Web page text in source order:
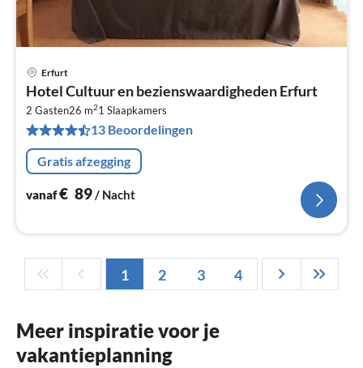
Erfurt
Hotel Cultuur en bezienswaardigheden Erfurt
2 Gasten26 m21 Slaapkamers
13 Beoordelingen
Gratis afzegging
vanaf€ 89/ Nacht
1 2 3 4
Meer inspiratie voor je
vakantieplanning